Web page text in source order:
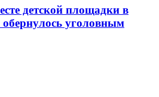
детской площадки в
уголовным